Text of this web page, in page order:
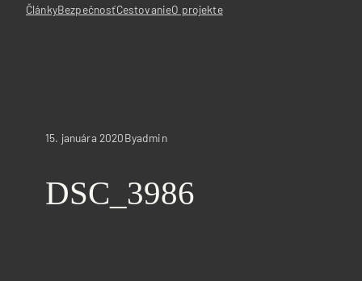
ČlánkyBezpečnosťCestovanieO projekte
15. januára 2020Byadmin
DSC_3986